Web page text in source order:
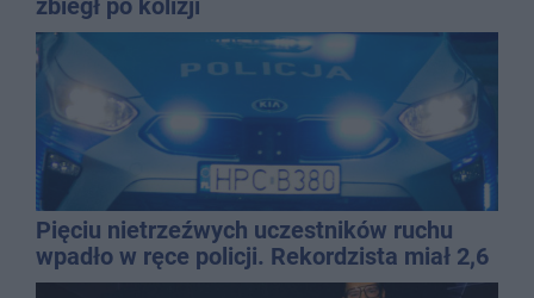
Pięciu nietrzeźwych uczestników ruchu
wpadło w ręce policji. Rekordzista miał 2,6
promila